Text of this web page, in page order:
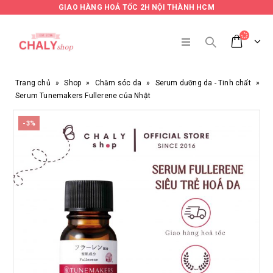
GIAO HÀNG HOẢ TỐC 2H NỘI THÀNH HCM
Trang chủ » Shop » Chăm sóc da » Serum dưỡng da - Tinh chất »
Serum Tunemakers Fullerene của Nhật
-3%